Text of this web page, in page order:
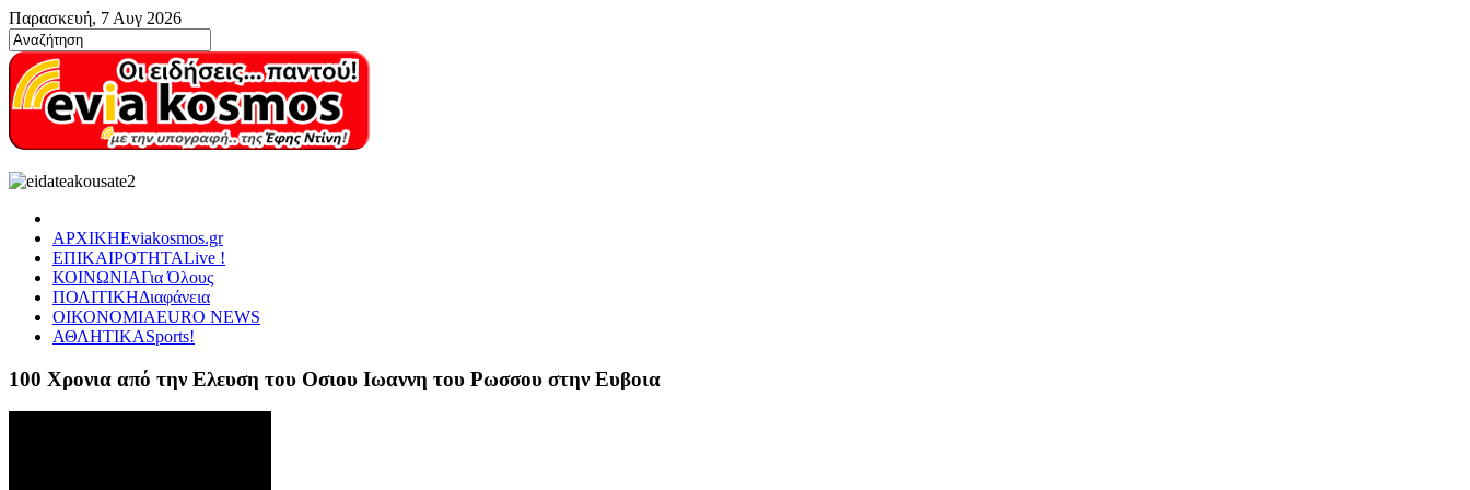
Παρασκευή, 7 Αυγ 2026
ΑΡΧΙΚΗEviakosmos.gr
ΕΠΙΚΑΙΡΟΤΗΤΑLive !
ΚΟΙΝΩΝΙΑΓια Όλους
ΠΟΛΙΤΙΚΗΔιαφάνεια
ΟΙΚΟΝΟΜΙΑEURO NEWS
ΑΘΛΗΤΙΚΑSports!
100 Χρονια από την Ελευση του Οσιου Ιωαννη του Ρωσσου στην Ευβοια